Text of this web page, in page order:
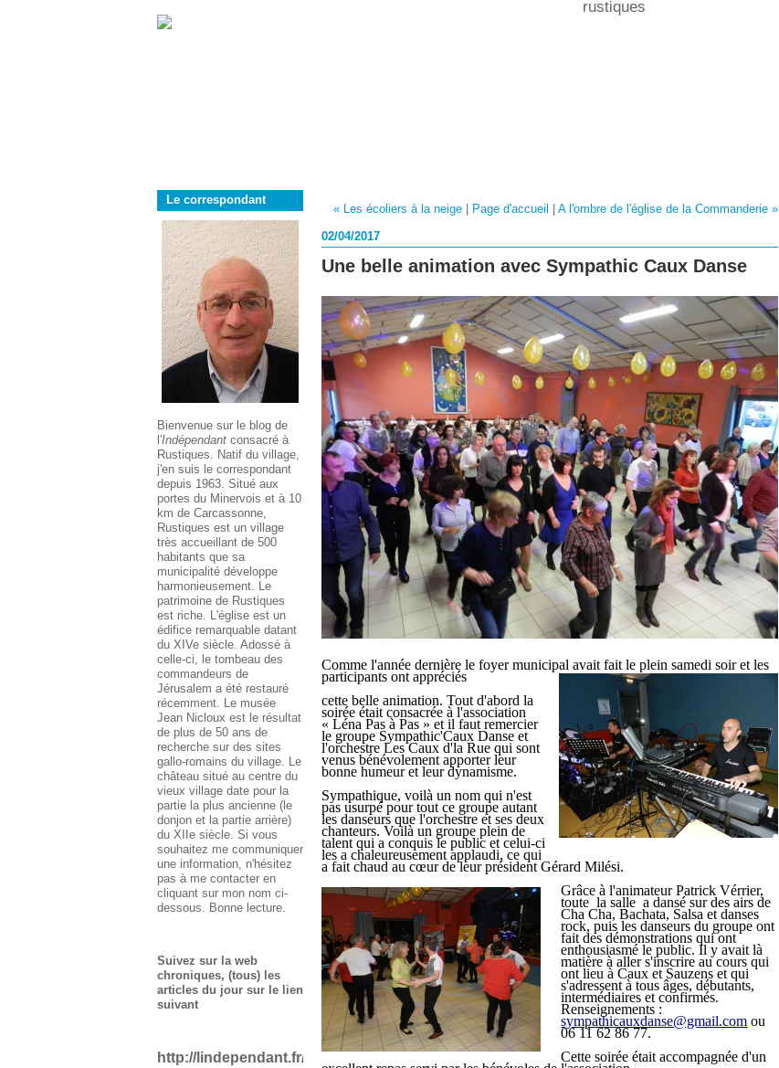
rustiques
Le correspondant
Bienvenue sur le blog de
l'Indépendant consacré à
Rustiques. Natif du village,
j'en suis le correspondant
depuis 1963. Situé aux
portes du Minervois et à 10
km de Carcassonne,
Rustiques est un village
très accueillant de 500
habitants que sa
municipalité développe
harmonieusement. Le
patrimoine de Rustiques
est riche. L'église est un
édifice remarquable datant
du XIVe siècle. Adossé à
celle-ci, le tombeau des
commandeurs de
Jérusalem a été restauré
récemment. Le musée
Jean Nicloux est le résultat
de plus de 50 ans de
recherche sur des sites
gallo-romains du village. Le
château situé au centre du
vieux village date pour la
partie la plus ancienne (le
donjon et la partie arrière)
du XIIe siècle. Si vous
souhaitez me communiquer
une information, n'hésitez
pas à me contacter en
cliquant sur mon nom ci-
dessous. Bonne lecture.
Suivez sur la web
chroniques, (tous) les
articles du jour sur le lien
suivant
http://lindependant.fr/aude/rustiques
« Les écoliers à la neige Page d'accueil
A l'ombre de l'église de la Commanderie »
02/04/2017
Une belle animation avec Sympathic Caux Danse
Comme l'année dernière le foyer municipal avait fait le plein samedi soir et les
participants ont appréciés
cette belle animation. Tout d'abord la
soirée était consacrée à l'association
« Léna Pas à Pas » et il faut remercier
le groupe Sympathic'Caux Danse et
l'orchestre Les Caux d'la Rue qui sont
venus bénévolement apporter leur
bonne humeur et leur dynamisme.
Sympathique, voilà un nom qui n'est
pas usurpé pour tout ce groupe autant
les danseurs que l'orchestre et ses deux
chanteurs. Voilà un groupe plein de
talent qui a conquis le public et celui-ci
les a chaleureusement applaudi, ce qui
a fait chaud au cœur de leur président Gérard Milési.
Grâce à l'animateur Patrick Vérrier,
toute la salle a dansé sur des airs de
Cha Cha, Bachata, Salsa et danses
rock, puis les danseurs du groupe ont
fait des démonstrations qui ont
enthousiasmé le public. Il y avait là
matière à aller s'inscrire au cours qui
ont lieu à Caux et Sauzens et qui
s'adressent à tous âges, débutants,
intermédiaires et confirmés.
Renseignements :
sympathicauxdanse@gmail.com ou
06 11 62 86 77.
Cette soirée était accompagnée d'un